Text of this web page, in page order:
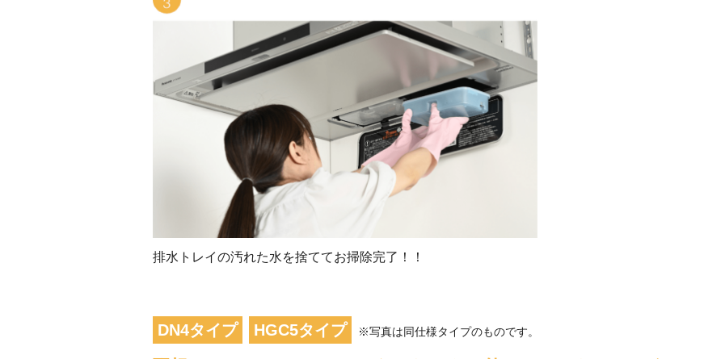
排水トレイの汚れた水を捨ててお掃除完了！！
DN4タイプ HGC5タイプ ※写真は同仕様タイプのものです。